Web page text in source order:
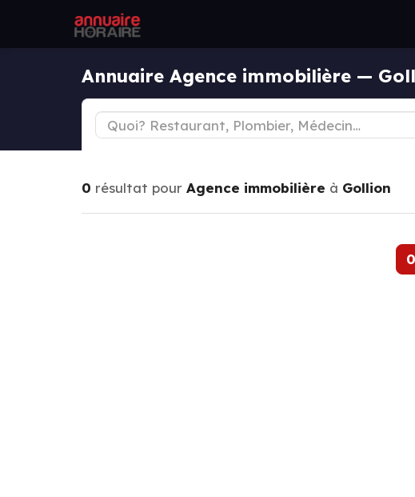
Annuaire Agence immobilière —
0 résultat pour Agence immobilière à Gollion
0